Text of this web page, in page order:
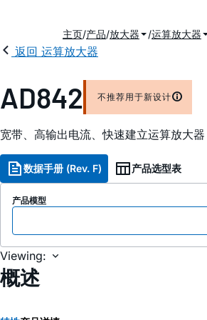
主页 产品 放大器 运算放大器
返回 运算放大器
AD842 不推荐用于新设计
宽带、高输出电流、快速建立运算放大器
数据手册 (Rev. F) 产品选型表
产品模型
Viewing:
概述